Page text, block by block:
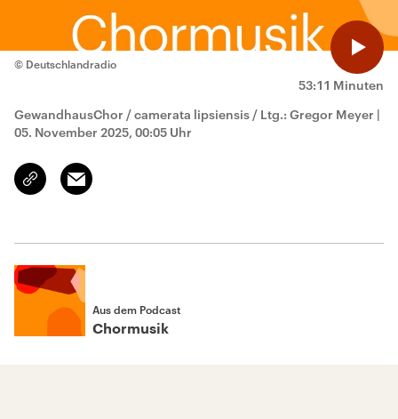
53:11 Minuten
© Deutschlandradio
GewandhausChor / camerata lipsiensis / Ltg.: Gregor Meyer |
05. November 2025, 00:05 Uhr
Link
kopieren/teilen
Email
Aus dem Podcast
Chormusik